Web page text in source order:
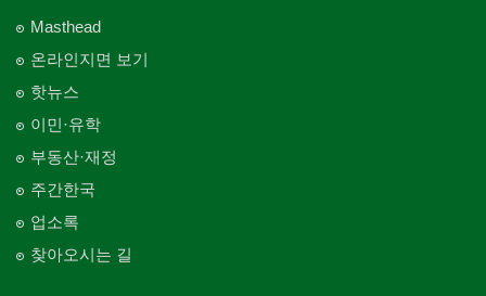
Masthead
온라인지면 보기
핫뉴스
이민·유학
부동산·재정
주간한국
업소록
찾아오시는 길